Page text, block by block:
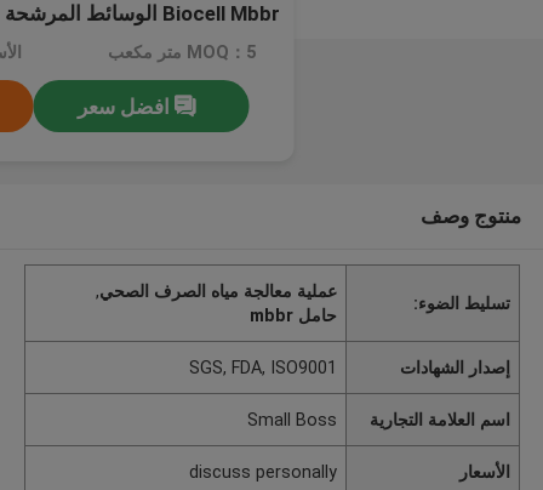
Biocell Mbbr الوسائط المرشحة
MOQ：5 متر مكعب
افضل سعر
منتوج وصف
تسليط الضوء:
عملية معالجة مياه الصرف الصحي,
حامل mbbr
إصدار الشهادات SGS, FDA, ISO9001
اسم العلامة التجارية Small Boss
الأسعار discuss personally